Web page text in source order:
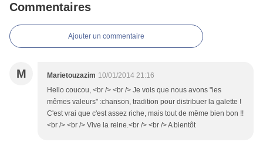
Commentaires
Ajouter un commentaire
M Marietouzazim 10/01/2014 21:16
Hello coucou, <br /> <br /> Je vois que nous avons "les
mêmes valeurs" :chanson, tradition pour distribuer la galette !
C'est vrai que c'est assez riche, mais tout de même bien bon !!
<br /> <br /> Vive la reine.<br /> <br /> A bientôt